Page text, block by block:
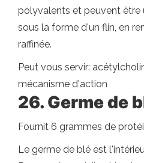
polyvalents et peuvent être
sous la forme d'un flin, en
raffinée.
Peut vous servir:
mécanisme d'action
26. Germe de
Fournit 6 grammes de
Le germe de blé est